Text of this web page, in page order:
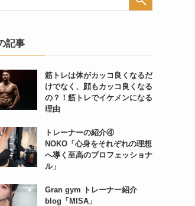
記事
筋トレは体がカッコ良くなるだ
けでなく、顔もカッコ良くなる
の？！筋トレでイケメンになる
理由
トレーナーの紹介④
NOKO「心身をそれぞれの理想
へ導く至高のプロフェッショナ
ル」
Gran gym トレーナー紹介
blog「MISA」